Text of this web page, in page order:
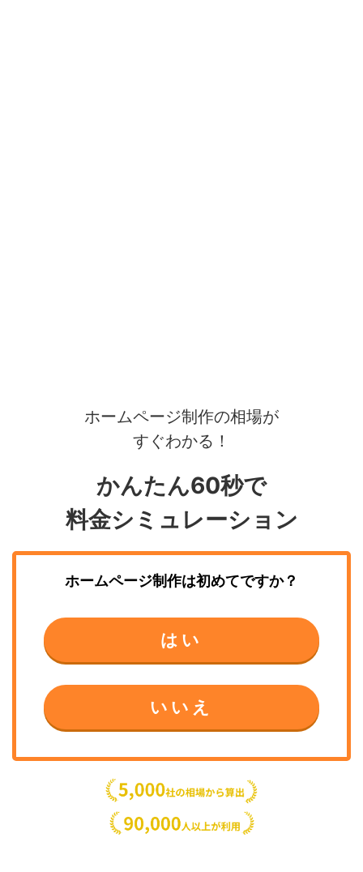
ホームページ制作の相場が
すぐわかる！
かんたん60秒で
料金シミュレーション
ホームページ制作は初めてですか？
はい
いいえ